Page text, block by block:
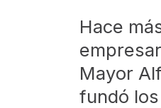
Hace
Mayor
fundó